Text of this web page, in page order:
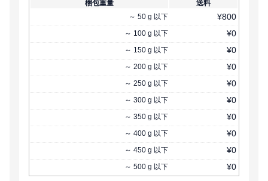
梱包重量
送料
～ 50 g 以下 ¥800
～ 100 g 以下 ¥0
～ 150 g 以下 ¥0
～ 200 g 以下 ¥0
～ 250 g 以下 ¥0
～ 300 g 以下 ¥0
～ 350 g 以下 ¥0
～ 400 g 以下 ¥0
～ 450 g 以下 ¥0
～ 500 g 以下 ¥0